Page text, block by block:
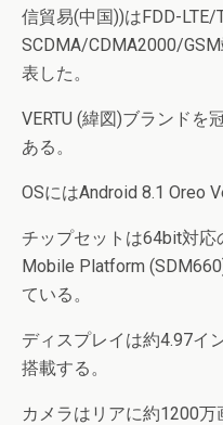
信貿易(中国))はFDD-
SCDMA/CDMA2000/GSM
表した。
VERTU (緯図)ブランドを
ある。
OSにはAndroid 8.1 Oreo
チップセットは64bit対応
Mobile Platform
ている。
ディスプレイは約4.97イ
搭載する。
カメラはリアに約1200万